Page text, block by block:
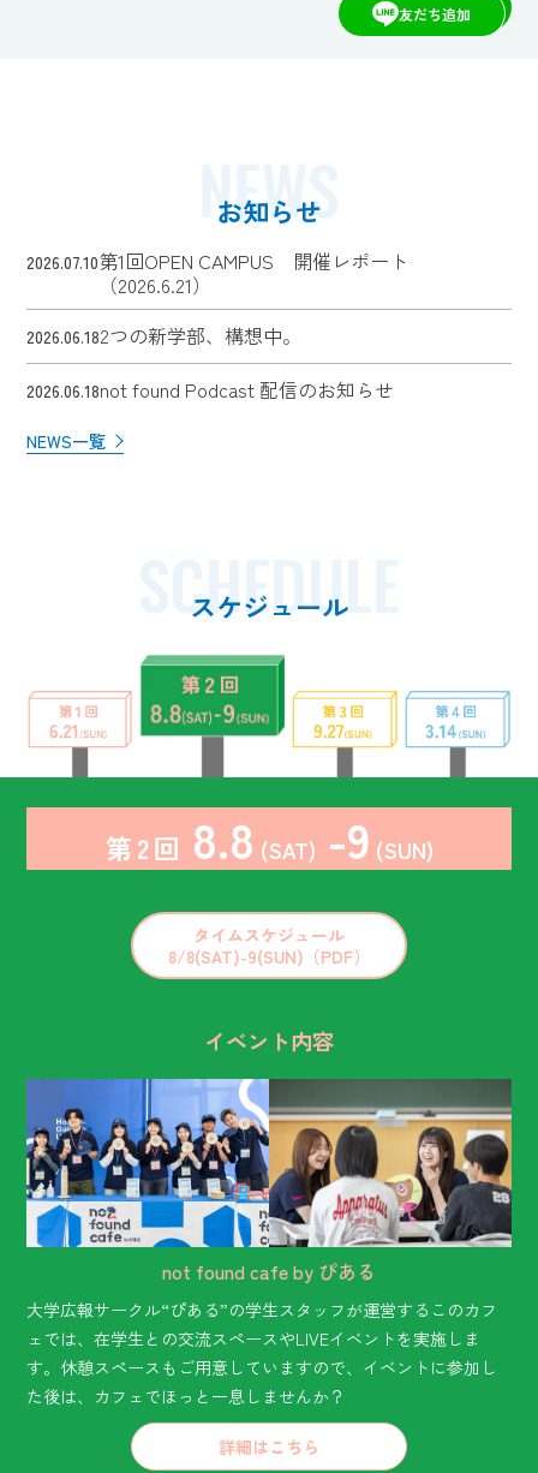
友だち追加
お知らせ
NEWS
2026.07.10第1回OPEN CAMPUS 開催レポート
（2026.6.21）
2026.06.182つの新学部、構想中。
2026.06.18not found Podcast 配信のお知らせ
NEWS一覧
スケジュール
SCHEDULE
第 2 回 8.8 (SAT) -9 (SUN)
タイムスケジュール
8/8(SAT)-9(SUN)（PDF）
イベント内容
not found cafe by ぴある
大学広報サークル“ぴある”の学生スタッフが運営するこのカフ
ェでは、在学生との交流スペースやLIVEイベントを実施しま
す。休憩スペースもご用意していますので、イベントに参加し
た後は、カフェでほっと一息しませんか？
詳細はこちら